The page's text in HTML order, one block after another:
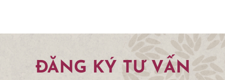
ĐĂNG KÝ TƯ VẤN